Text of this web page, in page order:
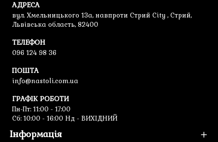
АДРЕСА
вул. Хмельницького 13а, навпроти Стрий City , Стрий,
Львівська область, 82400
ТЕЛЕФОН
096 124 98 36
ПОШТА
info@nastoli.com.ua
ГРАФІК РОБОТИ
Пн-Пт: 11:00 - 17:00
Cб: 10:00 - 16:00 Нд - ВИХІДНИЙ
Інформація